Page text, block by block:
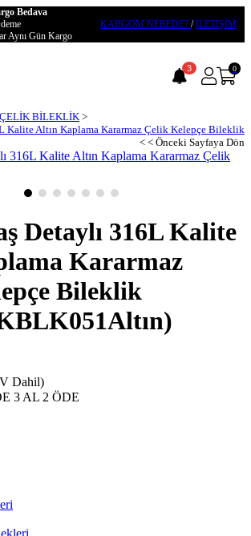
Bedava
Aynı Gün Kargo
KARGOM NEREDE? /İLETİŞİM
3 0
ÇELİK BİLEKLİK >
Kalite Altın Kaplama Kararmaz Çelik Kelepçe Bileklik
< < Önceki Sayfaya Dön
Detaylı 316L Kalite
Kararmaz
Bileklik
Dahil)
3 AL 2 ÖDE